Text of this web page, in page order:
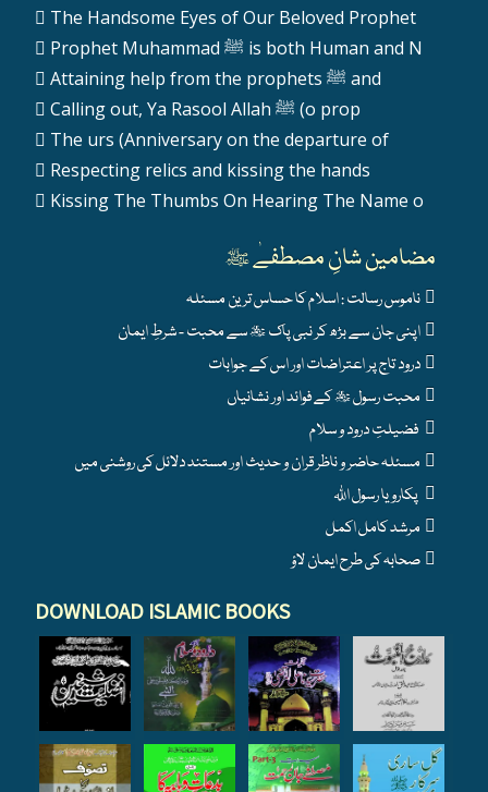
The Handsome Eyes of Our Beloved Prophet
Prophet Muhammad ﷺ is both Human and N
Attaining help from the prophets ﷺ and
Calling out, Ya Rasool Allah ﷺ (o prop
The urs (Anniversary on the departure of
Respecting relics and kissing the hands
Kissing The Thumbs On Hearing The Name o
مضامین شانِ مصطفےٰ ﷺ
DOWNLOAD ISLAMIC BOOKS